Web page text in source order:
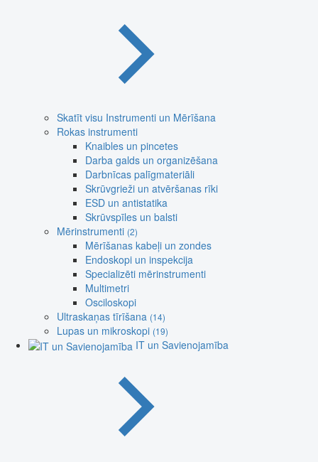
Skatīt visu Instrumenti un Mērīšana
Rokas instrumenti
Knaibles un pincetes
Darba galds un organizēšana
Darbnīcas palīgmateriāli
Skrūvgrieži un atvēršanas rīki
ESD un antistatika
Skrūvspīles un balsti
Mērinstrumenti (2)
Mērīšanas kabeļi un zondes
Endoskopi un inspekcija
Specializēti mērinstrumenti
Multimetri
Osciloskopi
Ultraskaņas tīrīšana (14)
Lupas un mikroskopi (19)
IT un Savienojamība